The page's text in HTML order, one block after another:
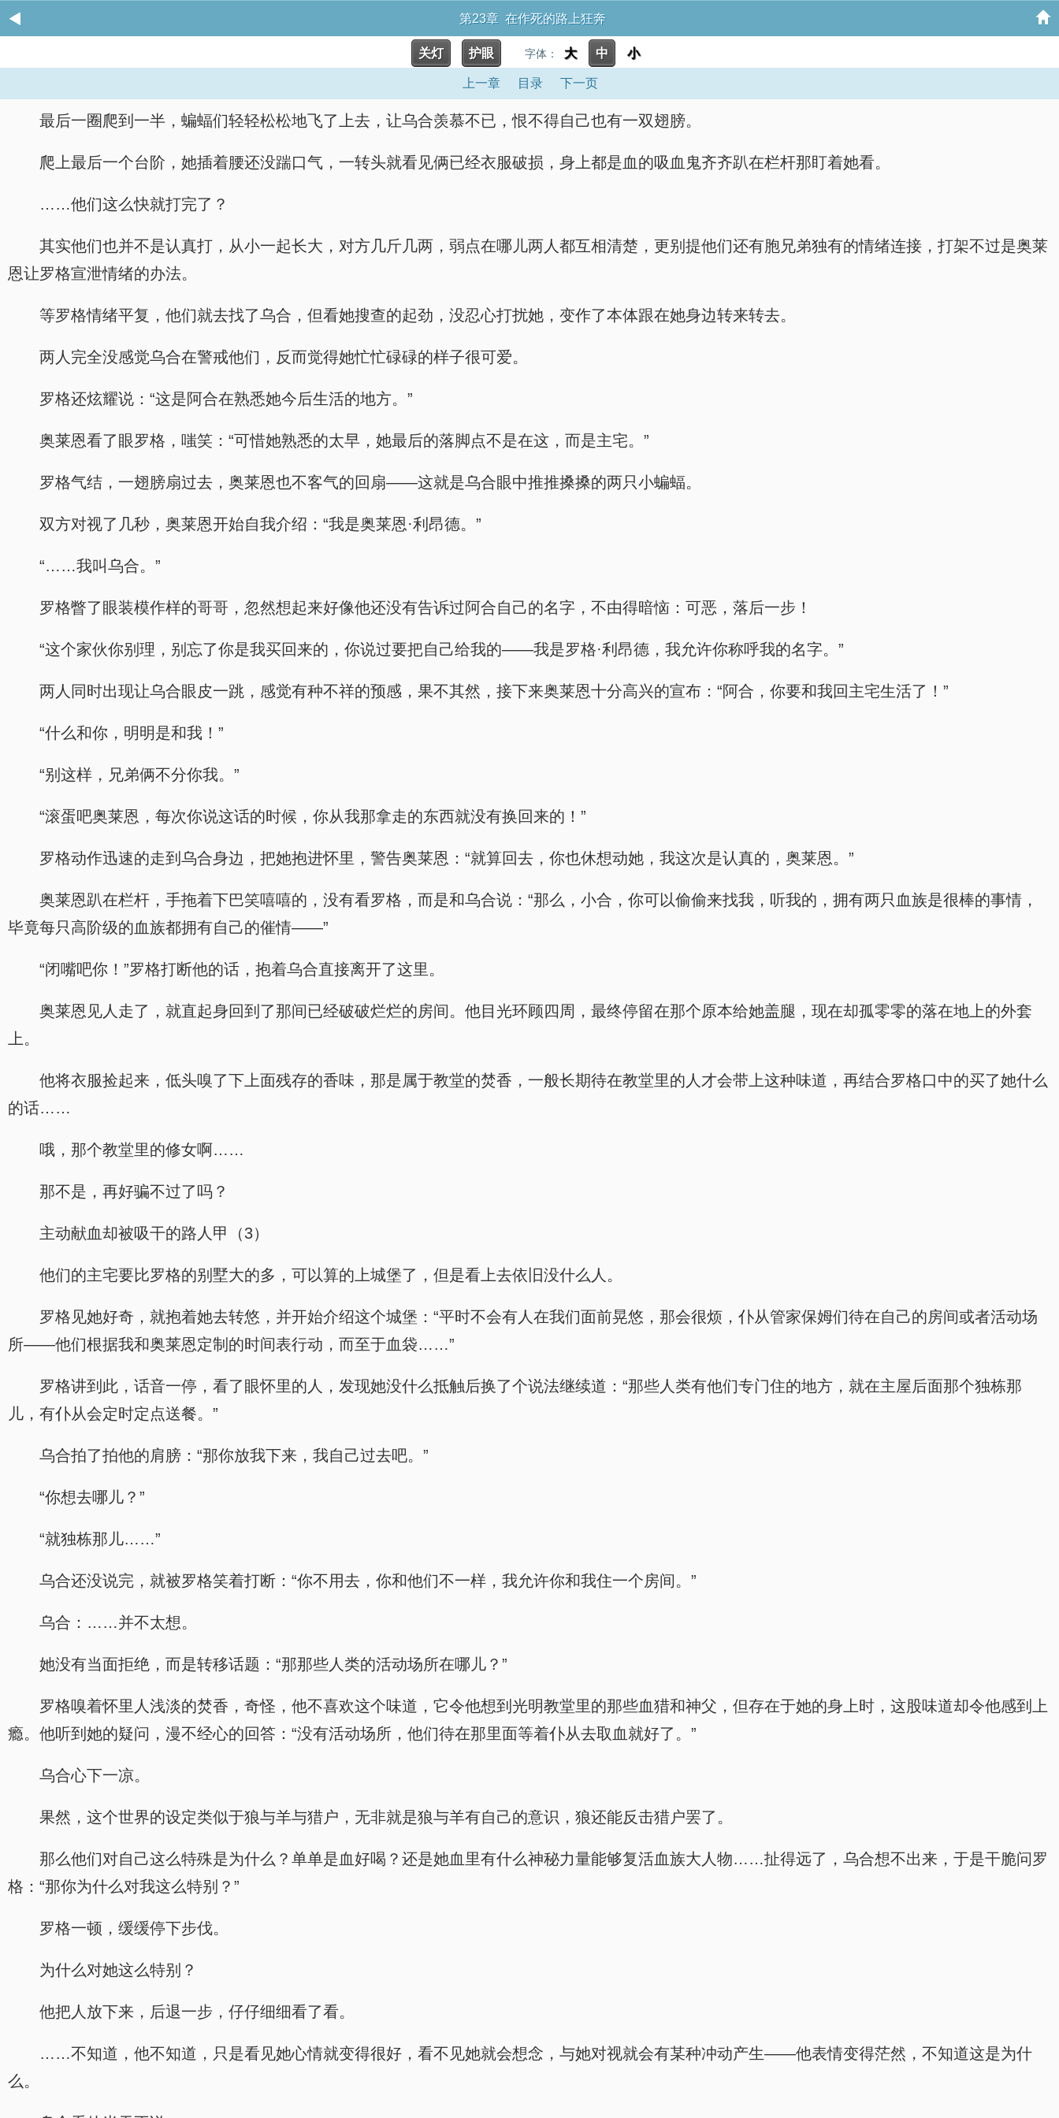
第23章 在作死的路上狂奔
关灯 护眼 字体： 大 中 小
上一章 目录 下一页
最后一圈爬到一半，蝙蝠们轻轻松松地飞了上去，让乌合羡慕不已，恨不得自己也有一双翅膀。
爬上最后一个台阶，她插着腰还没踹口气，一转头就看见俩已经衣服破损，身上都是血的吸血鬼齐齐趴在栏杆那盯着她看。
……他们这么快就打完了？
其实他们也并不是认真打，从小一起长大，对方几斤几两，弱点在哪儿两人都互相清楚，更别提他们还有胞兄弟独有的情绪连接，打架不过是奥莱
恩让罗格宣泄情绪的办法。
等罗格情绪平复，他们就去找了乌合，但看她搜查的起劲，没忍心打扰她，变作了本体跟在她身边转来转去。
两人完全没感觉乌合在警戒他们，反而觉得她忙忙碌碌的样子很可爱。
罗格还炫耀说：“这是阿合在熟悉她今后生活的地方。”
奥莱恩看了眼罗格，嗤笑：“可惜她熟悉的太早，她最后的落脚点不是在这，而是主宅。”
罗格气结，一翅膀扇过去，奥莱恩也不客气的回扇——这就是乌合眼中推推搡搡的两只小蝙蝠。
双方对视了几秒，奥莱恩开始自我介绍：“我是奥莱恩·利昂德。”
“……我叫乌合。”
罗格瞥了眼装模作样的哥哥，忽然想起来好像他还没有告诉过阿合自己的名字，不由得暗恼：可恶，落后一步！
“这个家伙你别理，别忘了你是我买回来的，你说过要把自己给我的——我是罗格·利昂德，我允许你称呼我的名字。”
两人同时出现让乌合眼皮一跳，感觉有种不祥的预感，果不其然，接下来奥莱恩十分高兴的宣布：“阿合，你要和我回主宅生活了！”
“什么和你，明明是和我！”
“别这样，兄弟俩不分你我。”
“滚蛋吧奥莱恩，每次你说这话的时候，你从我那拿走的东西就没有换回来的！”
罗格动作迅速的走到乌合身边，把她抱进怀里，警告奥莱恩：“就算回去，你也休想动她，我这次是认真的，奥莱恩。”
奥莱恩趴在栏杆，手拖着下巴笑嘻嘻的，没有看罗格，而是和乌合说：“那么，小合，你可以偷偷来找我，听我的，拥有两只血族是很棒的事情，
毕竟每只高阶级的血族都拥有自己的催情——”
“闭嘴吧你！”罗格打断他的话，抱着乌合直接离开了这里。
奥莱恩见人走了，就直起身回到了那间已经破破烂烂的房间。他目光环顾四周，最终停留在那个原本给她盖腿，现在却孤零零的落在地上的外套
上。
他将衣服捡起来，低头嗅了下上面残存的香味，那是属于教堂的焚香，一般长期待在教堂里的人才会带上这种味道，再结合罗格口中的买了她什么
的话……
哦，那个教堂里的修女啊……
那不是，再好骗不过了吗？
主动献血却被吸干的路人甲（3）
他们的主宅要比罗格的别墅大的多，可以算的上城堡了，但是看上去依旧没什么人。
罗格见她好奇，就抱着她去转悠，并开始介绍这个城堡：“平时不会有人在我们面前晃悠，那会很烦，仆从管家保姆们待在自己的房间或者活动场
所——他们根据我和奥莱恩定制的时间表行动，而至于血袋……”
罗格讲到此，话音一停，看了眼怀里的人，发现她没什么抵触后换了个说法继续道：“那些人类有他们专门住的地方，就在主屋后面那个独栋那
儿，有仆从会定时定点送餐。”
乌合拍了拍他的肩膀：“那你放我下来，我自己过去吧。”
“你想去哪儿？”
“就独栋那儿……”
乌合还没说完，就被罗格笑着打断：“你不用去，你和他们不一样，我允许你和我住一个房间。”
乌合：……并不太想。
她没有当面拒绝，而是转移话题：“那那些人类的活动场所在哪儿？”
罗格嗅着怀里人浅淡的焚香，奇怪，他不喜欢这个味道，它令他想到光明教堂里的那些血猎和神父，但存在于她的身上时，这股味道却令他感到上
瘾。他听到她的疑问，漫不经心的回答：“没有活动场所，他们待在那里面等着仆从去取血就好了。”
乌合心下一凉。
果然，这个世界的设定类似于狼与羊与猎户，无非就是狼与羊有自己的意识，狼还能反击猎户罢了。
那么他们对自己这么特殊是为什么？单单是血好喝？还是她血里有什么神秘力量能够复活血族大人物……扯得远了，乌合想不出来，于是干脆问罗
格：“那你为什么对我这么特别？”
罗格一顿，缓缓停下步伐。
为什么对她这么特别？
他把人放下来，后退一步，仔仔细细看了看。
……不知道，他不知道，只是看见她心情就变得很好，看不见她就会想念，与她对视就会有某种冲动产生——他表情变得茫然，不知道这是为什
么。